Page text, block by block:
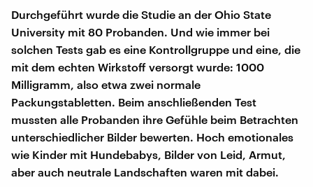
Durchgeführt wurde die Studie an der Ohio State
University mit 80 Probanden. Und wie immer bei
solchen Tests gab es eine Kontrollgruppe und eine, die
mit dem echten Wirkstoff versorgt wurde: 1000
Milligramm, also etwa zwei normale
Packungstabletten. Beim anschließenden Test
mussten alle Probanden ihre Gefühle beim Betrachten
unterschiedlicher Bilder bewerten. Hoch emotionales
wie Kinder mit Hundebabys, Bilder von Leid, Armut,
aber auch neutrale Landschaften waren mit dabei.